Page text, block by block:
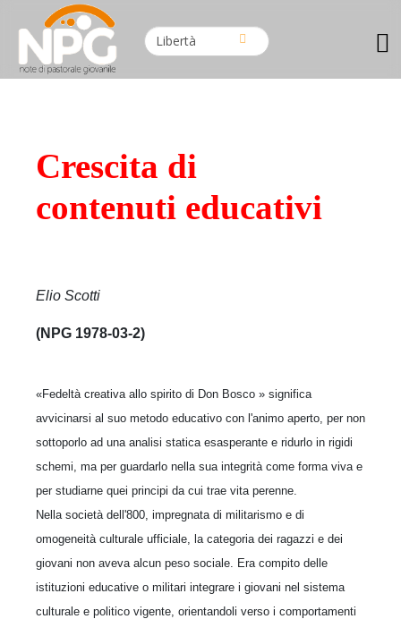
Crescita di
contenuti educativi
Elio Scotti
(NPG 1978-03-2)
«Fedeltà creativa allo spirito di Don Bosco » significa
avvicinarsi al suo metodo educativo con l'animo aperto, per non
sottoporlo ad una analisi statica esasperante e ridurlo in rigidi
schemi, ma per guardarlo nella sua integrità come forma viva e
per studiarne quei principi da cui trae vita perenne.
Nella società dell'800, impregnata di militarismo e di
omogeneità culturale ufficiale, la categoria dei ragazzi e dei
giovani non aveva alcun peso sociale. Era compito delle
istituzioni educative o militari integrare i giovani nel sistema
culturale e politico vigente, orientandoli verso i comportamenti